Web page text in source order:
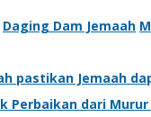
Daging Dam Jemaah
pastikan Jemaah
Perbaikan dari